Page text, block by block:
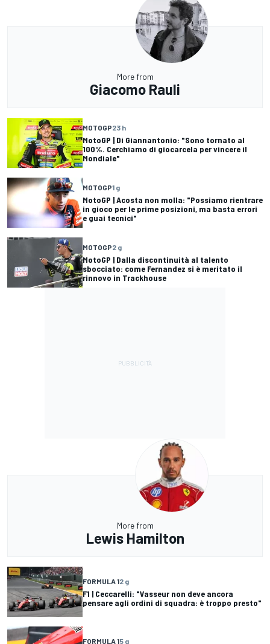
More from
Giacomo Rauli
MOTOGP23 h
MotoGP | Di Giannantonio: "Sono tornato al
100%. Cerchiamo di giocarcela per vincere il
Mondiale"
MOTOGP1 g
MotoGP | Acosta non molla: "Possiamo rientrare
in gioco per le prime posizioni, ma basta errori
e guai tecnici"
MOTOGP2 g
MotoGP | Dalla discontinuità al talento
sbocciato: come Fernandez si è meritato il
rinnovo in Trackhouse
More from
Lewis Hamilton
FORMULA 12 g
F1 | Ceccarelli: "Vasseur non deve ancora
pensare agli ordini di squadra: è troppo presto"
FORMULA 15 g